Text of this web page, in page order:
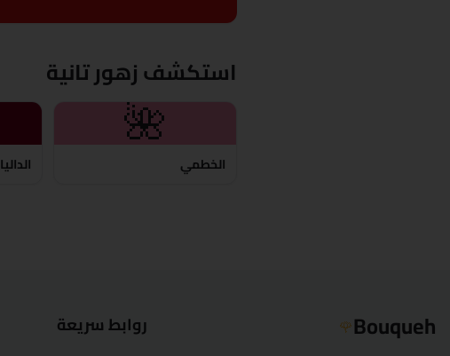
استكشف زهور تانية
🌺
الخطمي الداليا
Bouqueh
🌹
روابط سريعة